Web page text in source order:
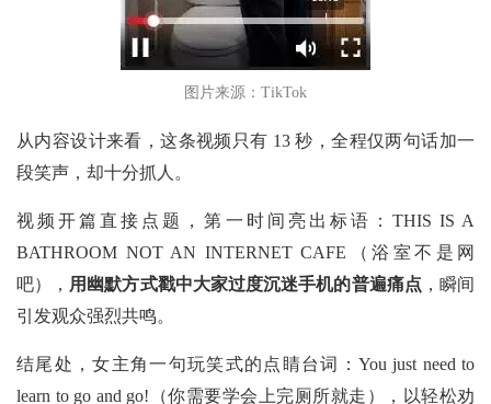
图片来源：TikTok
从内容设计来看，这条视频只有 13 秒，全程仅两句话加一
段笑声，却十分抓人。
视频开篇直接点题，第一时间亮出标语：THIS IS A
BATHROOM NOT AN INTERNET CAFE（浴室不是网
吧）， 用幽默方式戳中大家过度沉迷手机的普遍痛点 ，瞬间
引发观众强烈共鸣。
结尾处，女主角一句玩笑式的点睛台词：You just need to
learn to go and go!（你需要学会上完厕所就走），以轻松劝